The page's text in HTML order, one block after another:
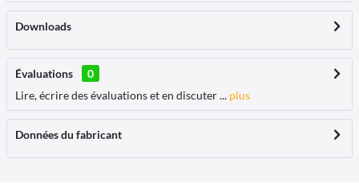
Downloads
Évaluations
0
Lire, écrire des évaluations et en discuter ... plus
Données du fabricant